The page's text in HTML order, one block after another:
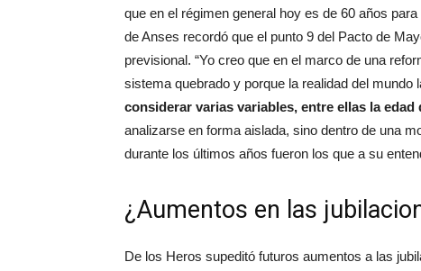
que en el régimen general hoy es de 60 años
de Anses recordó que el punto 9 del Pacto de
previsional. “Yo creo que en el marco de una
sistema quebrado y porque la realidad del mundo
considerar varias variables, entre ellas la edad
analizarse en forma aislada, sino dentro de una
durante los últimos años fueron los que a su
¿Aumentos en las
De los Heros supeditó futuros aumentos a las